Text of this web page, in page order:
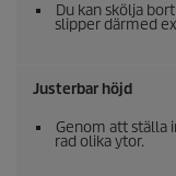
Du kan skölja
slipper därmed
Justerbar höjd
Genom att ställa
rad olika ytor.